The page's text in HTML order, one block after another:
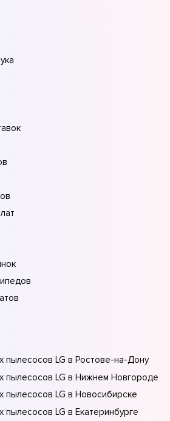
пылесосов LG в Ростове-на-Донy
пылесосов LG в Нижнем Новгороде
пылесосов LG в Новосибирске
пылесосов LG в Екатеринбурге